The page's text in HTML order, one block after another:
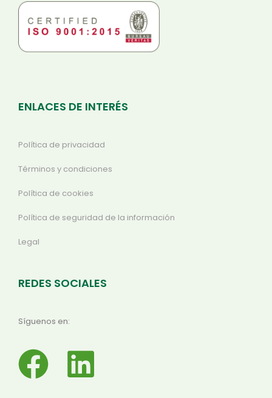
ENLACES DE INTERÉS
Política de privacidad
Términos y condiciones
Política de cookies
Política de seguridad de la información
Legal
REDES SOCIALES
Síguenos en: